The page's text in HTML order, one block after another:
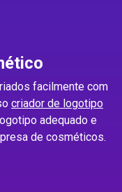
facilmente com
criador de logotipo
adequado e
de cosméticos.